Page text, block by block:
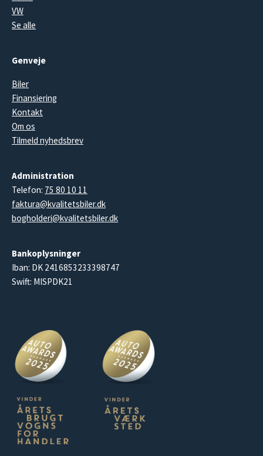
VW
Se alle
Genveje
Biler
Finansiering
Kontakt
Om os
Tilmeld nyhedsbrev
Administration
Telefon: 75 80 10 11
faktura@kvalitetsbiler.dk
bogholderi@kvalitetsbiler.dk
Bankoplysninger
Iban: DK 2416853233398747
Swift: MISPDK21